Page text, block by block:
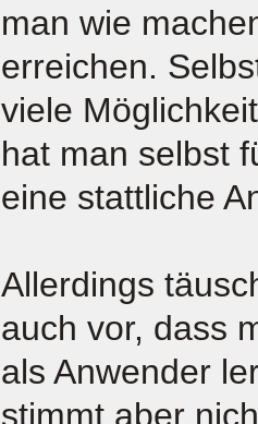
man wie
erreichen.
viele
hat man selbst
eine stattliche
Allerdings
auch vor, dass
als Anwender
stimmt aber